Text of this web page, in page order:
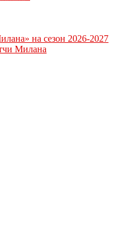
на сезон 2026-2027
Милана